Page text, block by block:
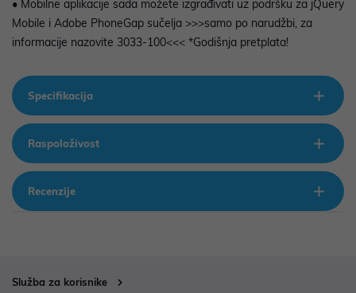
• Mobilne aplikacije sada možete izgrađivati uz podršku za jQuery
Mobile i Adobe PhoneGap sučelja >>>samo po narudžbi, za
informacije nazovite 3033-100<<< *Godišnja pretplata!
Specifikacija
Raspoloživost
Recenzije
Služba za korisnike